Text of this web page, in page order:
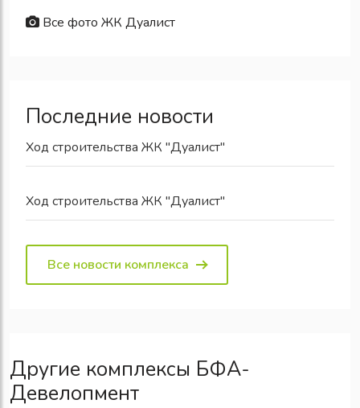
Все фото ЖК Дуалист
Последние новости
Ход строительства ЖК "Дуалист"
Ход строительства ЖК "Дуалист"
Все новости комплекса
Другие комплексы БФА-
Девелопмент